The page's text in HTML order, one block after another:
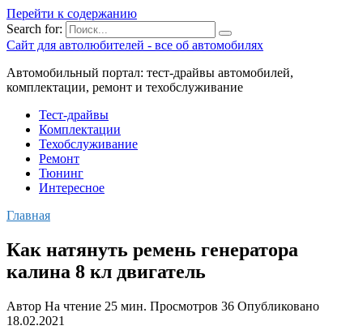
Перейти к содержанию
Search for:
Сайт для автолюбителей - все об автомобилях
Автомобильный портал: тест-драйвы автомобилей,
комплектации, ремонт и техобслуживание
Тест-драйвы
Комплектации
Техобслуживание
Ремонт
Тюнинг
Интересное
Главная
Как натянуть ремень генератора
калина 8 кл двигатель
Автор На чтение 25 мин. Просмотров 36 Опубликовано
18.02.2021